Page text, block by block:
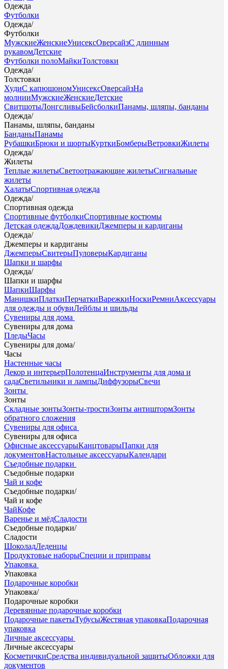
Одежда
Футболки
Одежда/
Футболки
МужскиеЖенскиеУнисексОверсайзС длинным
рукавомДетские
Футболки полоМайкиТолстовки
Одежда/
Толстовки
ХудиС капюшономУнисексОверсайзНа
молнииМужскиеЖенскиеДетские
СвитшотыЛонгсливыБейсболкиПанамы, шляпы, банданы
Одежда/
Панамы, шляпы, банданы
БанданыПанамы
РубашкиБрюки и шортыКурткиБомберыВетровкиЖилеты
Одежда/
Жилеты
Теплые жилетыСветоотражающие жилетыСигнальные
жилеты
ХалатыСпортивная одежда
Одежда/
Спортивная одежда
Спортивные футболкиСпортивные костюмы
Детская одеждаДождевикиДжемперы и кардиганы
Одежда/
Джемперы и кардиганы
ДжемперыСвитерыПуловерыКардиганы
Шапки и шарфы
Одежда/
Шапки и шарфы
ШапкиШарфы
МанишкиПлаткиПерчаткиВарежкиНоскиРемниАксессуары
для одежды и обувиЛейблы и шильды
Сувениры для дома
Сувениры для дома
ПледыЧасы
Сувениры для дома/
Часы
Настенные часы
Декор и интерьерПолотенцаИнструменты для дома и
садаСветильники и лампыДиффузорыСвечи
Зонты
Зонты
Складные зонтыЗонты-тростиЗонты антиштормЗонты
обратного сложения
Сувениры для офиса
Сувениры для офиса
Офисные аксессуарыКанцтоварыПапки для
документовНастольные аксессуарыКалендари
Съедобные подарки
Съедобные подарки
Чай и кофе
Съедобные подарки/
Чай и кофе
ЧайКофе
Варенье и мёдСладости
Съедобные подарки/
Сладости
ШоколадЛеденцы
Продуктовые наборыСпеции и приправы
Упаковка
Упаковка
Подарочные коробки
Упаковка/
Подарочные коробки
Деревянные подарочные коробки
Подарочные пакетыТубусыЖестяная упаковкаПодарочная
упаковка
Личные аксессуары
Личные аксессуары
КосметичкиСредства индивидуальной защитыОбложки для
документов